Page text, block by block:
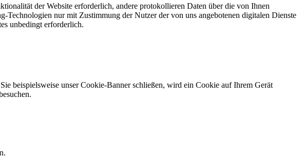
der Website erforderlich, andere protokollieren Daten über die von Ihnen
Technologien nur mit Zustimmung der Nutzer der von uns angebotenen digitalen Dienste
unbedingt erforderlich.
beispielsweise unser Cookie-Banner schließen, wird ein Cookie auf Ihrem Gerät